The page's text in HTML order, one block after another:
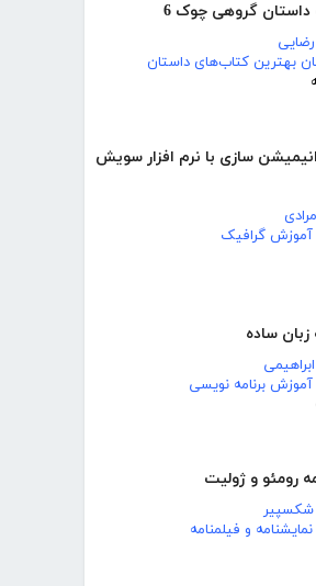
داستان گروهی چوک 6
بهترین کتاب‌های داستان
سازی با نرم افزار سویش
گرافیک
برنامه نویسی
رومئو و ژولیت
شکسپیر
و فیلمنامه